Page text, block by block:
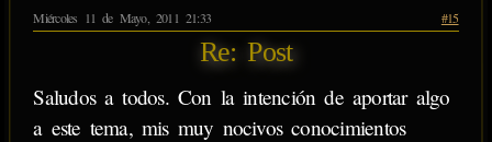
Miércoles 11 de Mayo, 2011 21:33 #15
Re: Post
Saludos a todos. Con la intención de aportar algo
a este tema, mis muy nocivos conocimientos